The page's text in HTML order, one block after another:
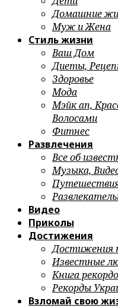
Домашние
Муж и Жена
Стиль жизни
Ваш Дом
Диеты,
Здоровье
Мода
Мэйк ап,
Волосами
Фитнес
Развлечения
Все об
Музыка,
Видео
Приколы
Достижения
Достижения
Известные
Книга
Рекорды
Взломай свою